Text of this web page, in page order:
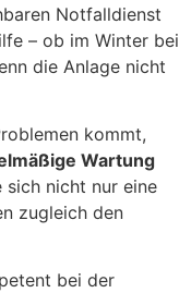
Notfalldienst
– ob im Winter bei
die Anlage nicht
kommt,
Wartung
sich nicht nur eine
zugleich den
bei der